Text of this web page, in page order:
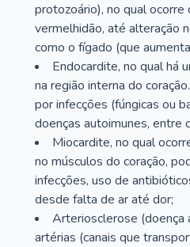
protozoário), no qual
vermelhidão, até alteração
como o fígado (que
Endocardite, no qual há
na região interna do
por infecções (fúngicas ou
doenças autoimunes, entre
Miocardite, no qual
no músculos do coração,
infecções, uso de
desde falta de ar até dor;
Arteriosclerose (doença
artérias (canais que